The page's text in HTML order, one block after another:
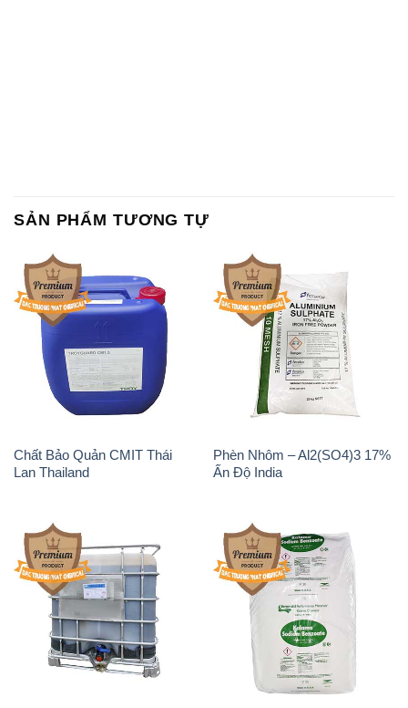
SẢN PHẨM TƯƠNG TỰ
Chất Bảo Quản CMIT Thái
Lan Thailand
Phèn Nhôm – Al2(SO4)3 17%
Ấn Độ India